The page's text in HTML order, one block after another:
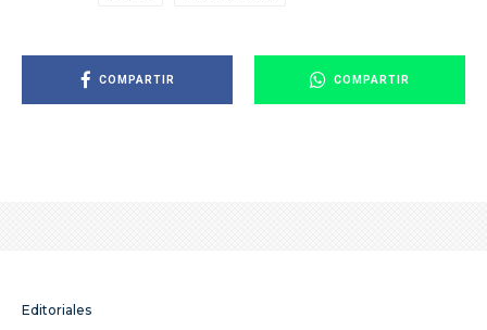
COMPARTIR COMPARTIR
Editoriales